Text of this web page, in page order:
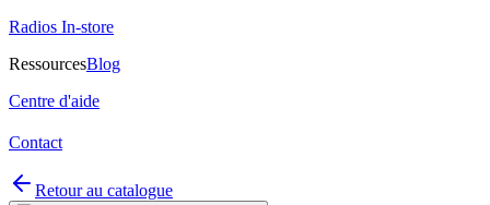
Radios In-store
RessourcesBlog
Centre d'aide
Contact
Retour au catalogue